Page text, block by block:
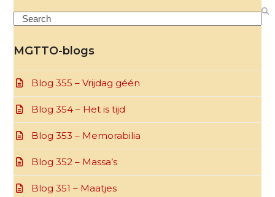
Search
MGTTO-blogs
Blog 355 – Vrijdag géén
Blog 354 – Het is tijd
Blog 353 – Memorabilia
Blog 352 – Massa’s
Blog 351 – Maatjes